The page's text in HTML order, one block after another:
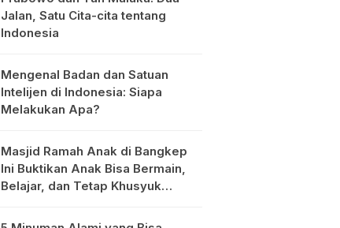
Jalan, Satu Cita-cita tentang
Indonesia
Mengenal Badan dan Satuan
Intelijen di Indonesia: Siapa
Melakukan Apa?
Masjid Ramah Anak di Bangkep
Ini Buktikan Anak Bisa Bermain,
Belajar, dan Tetap Khusyuk